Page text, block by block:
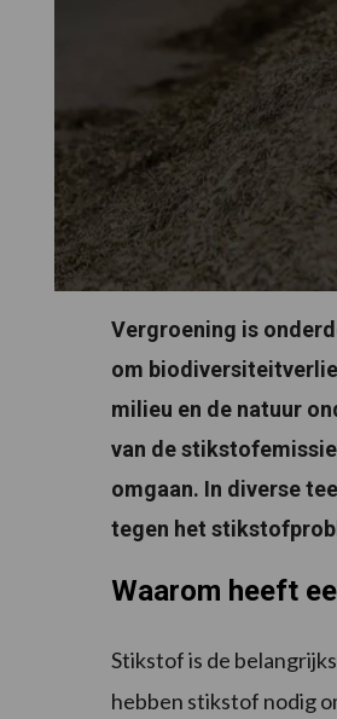
Vergroening is
om
milieu en de natuur
van de
omgaan. In diverse
tegen het
Waarom heeft
Stikstof is de
hebben stikstof nodig